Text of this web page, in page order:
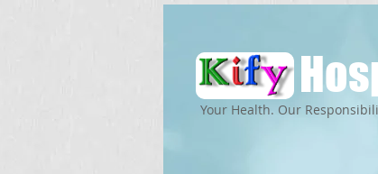
Your Health. Our